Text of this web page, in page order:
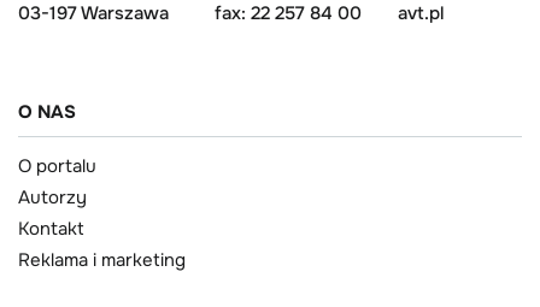
03-197 Warszawa
fax: 22 257 84 00
avt.pl
O NAS
O portalu
Autorzy
Kontakt
Reklama i marketing